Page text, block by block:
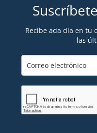
Recibe ada día en tu
las